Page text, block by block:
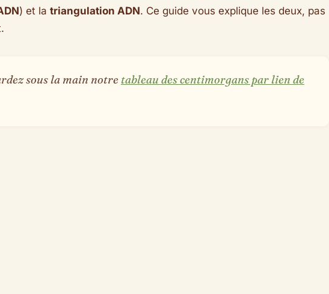
) et la triangulation ADN. Ce guide vous explique les deux, pas
sous la main notre tableau des centimorgans par lien de